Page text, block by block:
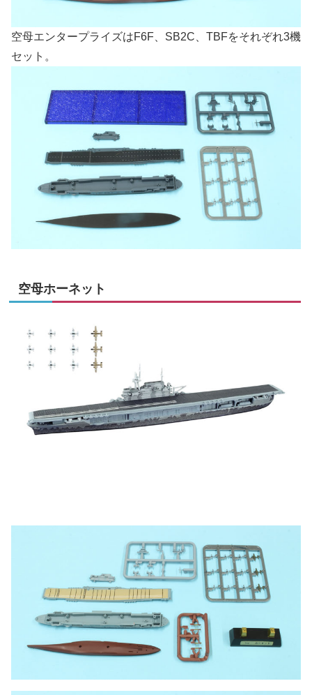
空母エンタープライズはF6F、SB2C、TBFをそれぞれ3機
セット。
空母ホーネット